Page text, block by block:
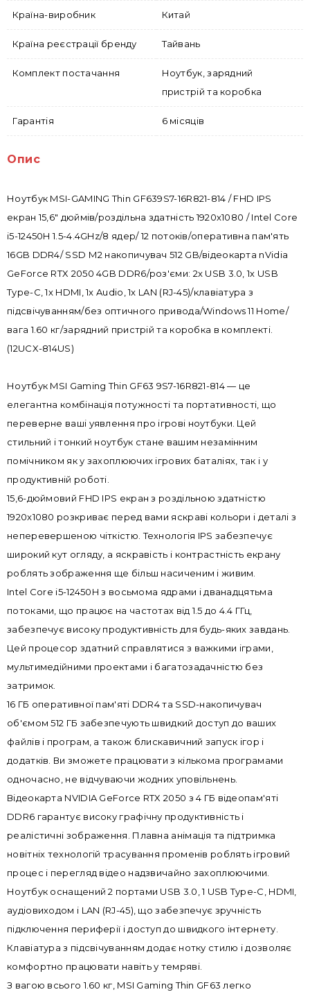
Країна-виробник Китай
Країна реєстрації бренду Тайвань
Комплект постачання
Ноутбук, зарядний
пристрій та коробка
Гарантія 6 місяців
Опис
Ноутбук MSI-GAMING Thin GF639S7-16R821-814 / FHD IPS
екран 15,6" дюймів/роздільна здатність 1920x1080 / Intel Core
i5-12450H 1.5-4.4GHz/8 ядер/ 12 потоків/оперативна пам'ять
16GB DDR4/ SSD М2 накопичувач 512 GB/відеокарта nVidia
GeForce RTX 2050 4GB DDR6/роз'єми: 2x USB 3.0, 1х USB
Type-C, 1x HDMI, 1x Audio, 1x LAN (RJ-45)/клавіатура з
підсвічуванням/без оптичного привода/Windows 11 Home/
вага 1.60 кг/зарядний пристрій та коробка в комплекті.
(12UCX-814US)
Ноутбук MSI Gaming Thin GF63 9S7-16R821-814 — це
елегантна комбінація потужності та портативності, що
переверне ваші уявлення про ігрові ноутбуки. Цей
стильний і тонкий ноутбук стане вашим незамінним
помічником як у захоплюючих ігрових баталіях, так і у
продуктивній роботі.
15,6-дюймовий FHD IPS екран з роздільною здатністю
1920x1080 розкриває перед вами яскраві кольори і деталі з
неперевершеною чіткістю. Технологія IPS забезпечує
широкий кут огляду, а яскравість і контрастність екрану
роблять зображення ще більш насиченим і живим.
Intel Core i5-12450H з восьмома ядрами і дванадцятьма
потоками, що працює на частотах від 1.5 до 4.4 ГГц,
забезпечує високу продуктивність для будь-яких завдань.
Цей процесор здатний справлятися з важкими іграми,
мультимедійними проектами і багатозадачністю без
затримок.
16 ГБ оперативної пам'яті DDR4 та SSD-накопичувач
об'ємом 512 ГБ забезпечують швидкий доступ до ваших
файлів і програм, а також блискавичний запуск ігор і
додатків. Ви зможете працювати з кількома програмами
одночасно, не відчуваючи жодних уповільнень.
Відеокарта NVIDIA GeForce RTX 2050 з 4 ГБ відеопам'яті
DDR6 гарантує високу графічну продуктивність і
реалістичні зображення. Плавна анімація та підтримка
новітніх технологій трасування променів роблять ігровий
процес і перегляд відео надзвичайно захоплюючими.
Ноутбук оснащений 2 портами USB 3.0, 1 USB Type-C, HDMI,
аудіовиходом і LAN (RJ-45), що забезпечує зручність
підключення периферії і доступ до швидкого інтернету.
Клавіатура з підсвічуванням додає нотку стилю і дозволяє
комфортно працювати навіть у темряві.
З вагою всього 1.60 кг, MSI Gaming Thin GF63 легко